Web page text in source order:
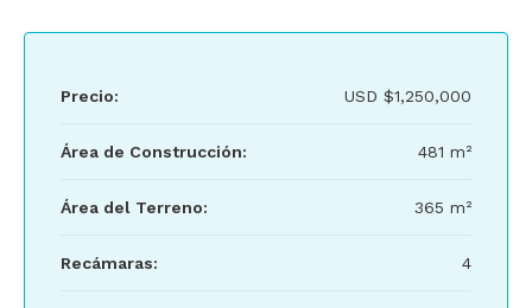
Precio: USD $1,250,000
Área de Construcción: 481 m²
Área del Terreno: 365 m²
Recámaras: 4